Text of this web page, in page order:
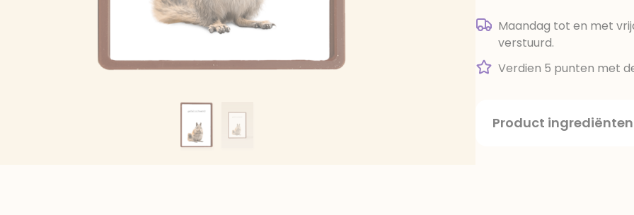
Maandag tot en met
verstuurd.
Verdien 5 punten met
Product ingrediënten